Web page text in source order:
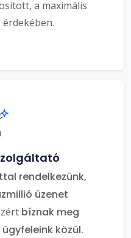
a maximális
rendelkezünk,
üzenet
bíznak meg
közül.